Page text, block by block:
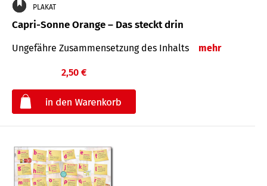
PLAKAT
Capri-Sonne Orange – Das steckt drin
Ungefähre Zu­sammen­setzung des Inhalts mehr
2,50 €